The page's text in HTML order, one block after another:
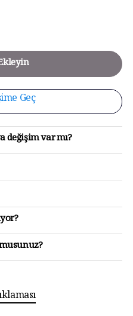
Geç
değişim var mı?